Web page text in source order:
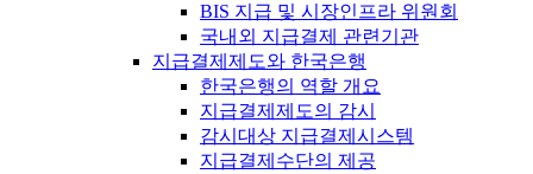
BIS 지급 및 시장인프라 위원회
국내외 지급결제 관련기관
지급결제제도와 한국은행
한국은행의 역할 개요
지급결제제도의 감시
감시대상 지급결제시스템
지급결제수단의 제공